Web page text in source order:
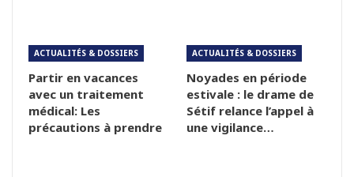
ACTUALITÉS & DOSSIERS
Partir en vacances
avec un traitement
médical: Les
précautions à prendre
ACTUALITÉS & DOSSIERS
Noyades en période
estivale : le drame de
Sétif relance l’appel à
une vigilance…